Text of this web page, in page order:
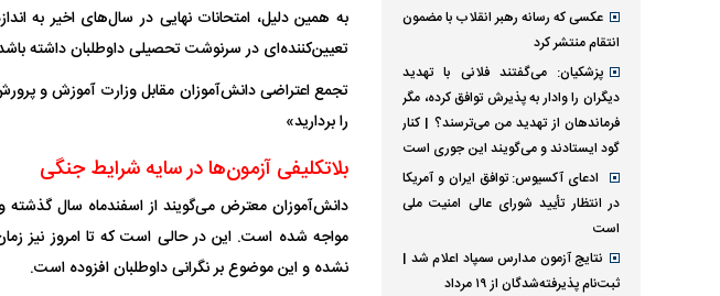
به همین دلیل، امتحانات نهایی در سال‌های اخیر به
تعیین‌کننده‌ای در سرنوشت تحصیلی داوطلبان داشته
تجمع اعتراضی دانش‌آموزان مقابل وزارت آموزش و
را بردارید»
بلاتکلیفی آزمون‌ها در سایه شرایط جنگی
دانش‌آموزان معترض می‌گویند از اسفندماه سال گذشته
مواجه شده است. این در حالی است که تا امروز نیز
نشده و این موضوع بر نگرانی داوطلبان افزوده است.
عکسی که رسانه رهبر انقلاب با مضمون
انتقام منتشر کرد
پزشکیان: می‌گفتند فلانی با تهدید
دیگران را وادار به پذیرش توافق کرده، مگر
فرماندهان از تهدید من می‌ترسند؟ | کنار
گود ایستادند و می‌گویند این جوری است
ادعای آکسیوس: توافق ایران و آمریکا
در انتظار تأیید شورای عالی امنیت ملی
است
نتایج آزمون مدارس سمپاد اعلام شد |
ثبت‌نام پذیرفته‌شدگان از ۱۹ مرداد